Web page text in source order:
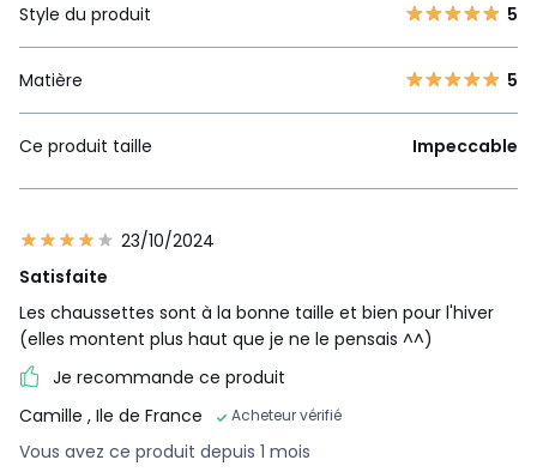
Style du produit 5
Matière 5
Ce produit taille Impeccable
23/10/2024
Satisfaite
Les chaussettes sont à la bonne taille et bien pour l'hiver
(elles montent plus haut que je ne le pensais ^^)
Je recommande ce produit
Camille , Ile de France Acheteur vérifié
Vous avez ce produit depuis 1 mois